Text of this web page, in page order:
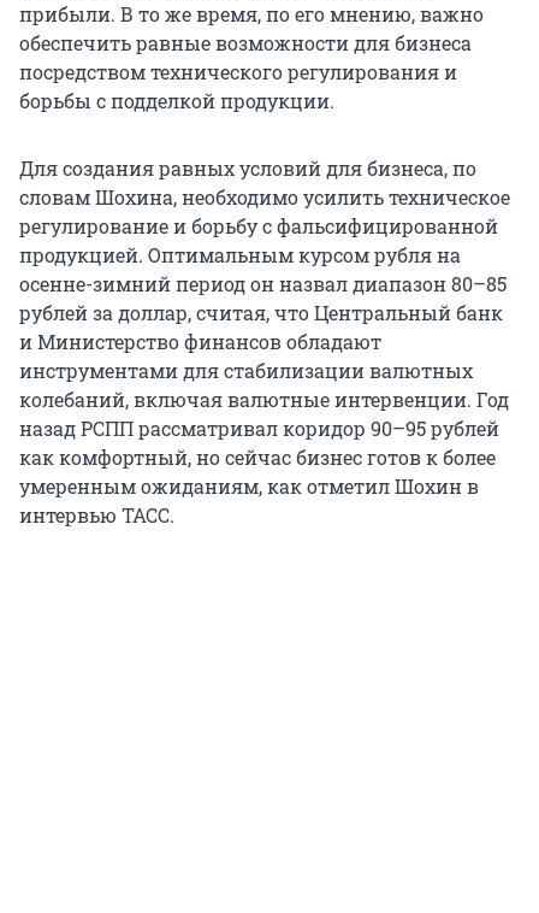
прибыли. В то же время, по его мнению, важно
обеспечить равные возможности для бизнеса
посредством технического регулирования и
борьбы с подделкой продукции.
Для создания равных условий для бизнеса, по
словам Шохина, необходимо усилить техническое
регулирование и борьбу с фальсифицированной
продукцией. Оптимальным курсом рубля на
осенне-зимний период он назвал диапазон 80–85
рублей за доллар, считая, что Центральный банк
и Министерство финансов обладают
инструментами для стабилизации валютных
колебаний, включая валютные интервенции. Год
назад РСПП рассматривал коридор 90–95 рублей
как комфортный, но сейчас бизнес готов к более
умеренным ожиданиям, как отметил Шохин в
интервью ТАСС.